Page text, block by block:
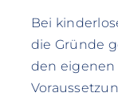
Bei
die Gründe
den